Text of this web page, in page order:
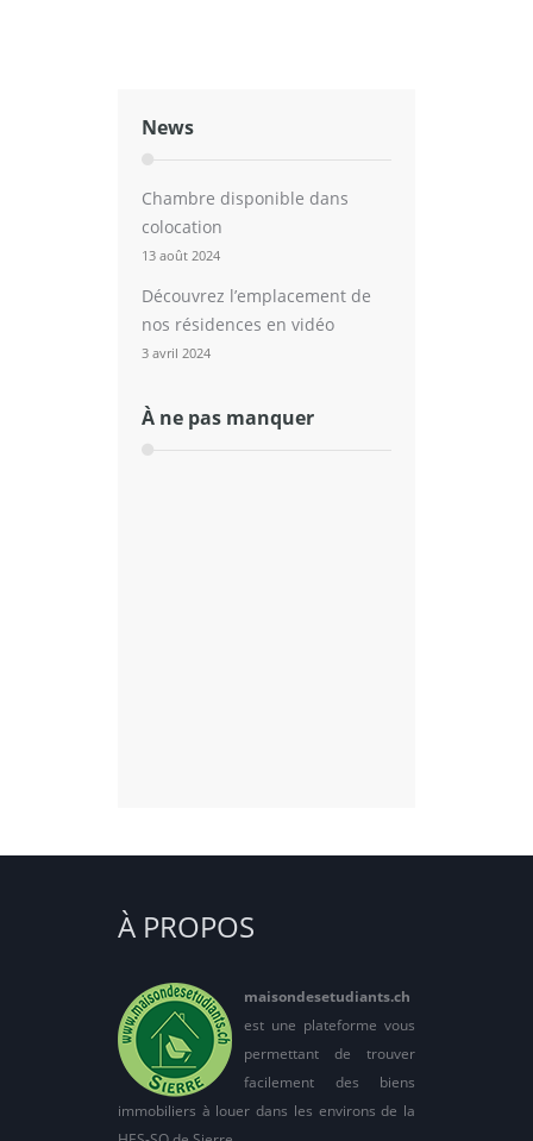
News
Chambre disponible dans
colocation
13 août 2024
Découvrez l’emplacement de
nos résidences en vidéo
3 avril 2024
À ne pas manquer
À PROPOS
maisondesetudiants.ch
est une plateforme vous
permettant de trouver
facilement des biens
immobiliers à louer dans les environs de la